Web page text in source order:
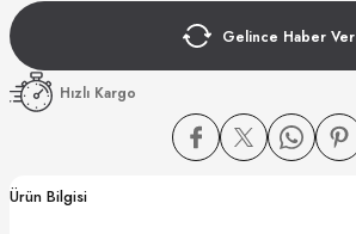
Gelince Haber Ver
Hızlı Kargo
Ürün Bilgisi